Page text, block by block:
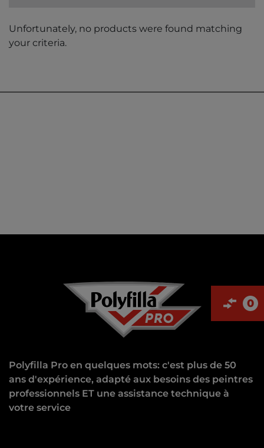
Unfortunately, no products were found matching
your criteria.
0
Polyfilla Pro en quelques mots: c'est plus de 50
ans d'expérience, adapté aux besoins des peintres
professionnels ET une assistance technique à
votre service